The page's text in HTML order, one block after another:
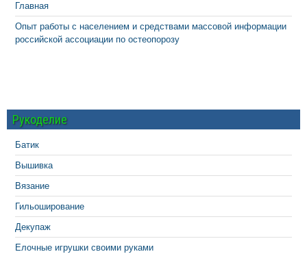
Главная
Опыт работы с населением и средствами массовой информации
российской ассоциации по остеопорозу
Рукоделие
Батик
Вышивка
Вязание
Гильоширование
Декупаж
Елочные игрушки своими руками